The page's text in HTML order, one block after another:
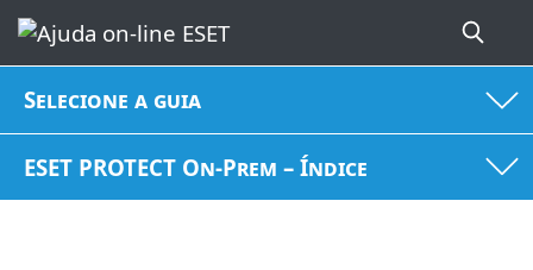
Selecione a guia
ESET PROTECT On-Prem – Índice